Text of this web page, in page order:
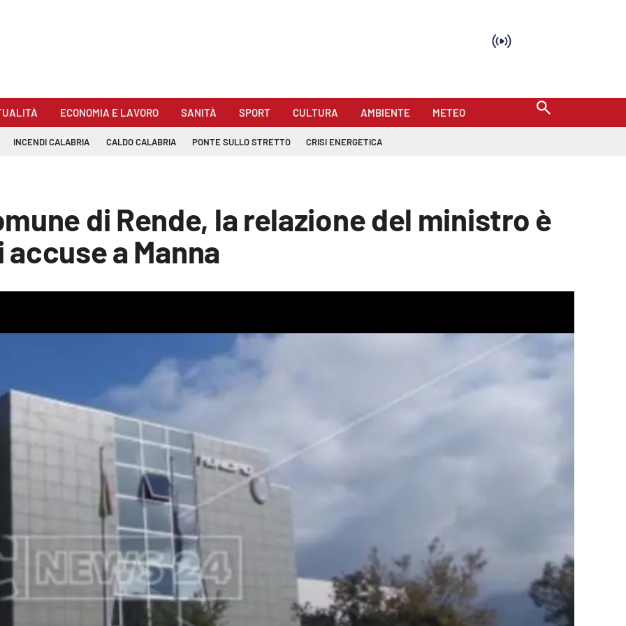
ECONOMIA E LAVORO SANITÀ SPORT CULTURA AMBIENTE METEO
INCENDI CALABRIA CALDO CALABRIA PONTE SULLO STRETTO CRISI ENERGETICA
di Rende, la relazione del ministro è
a Manna